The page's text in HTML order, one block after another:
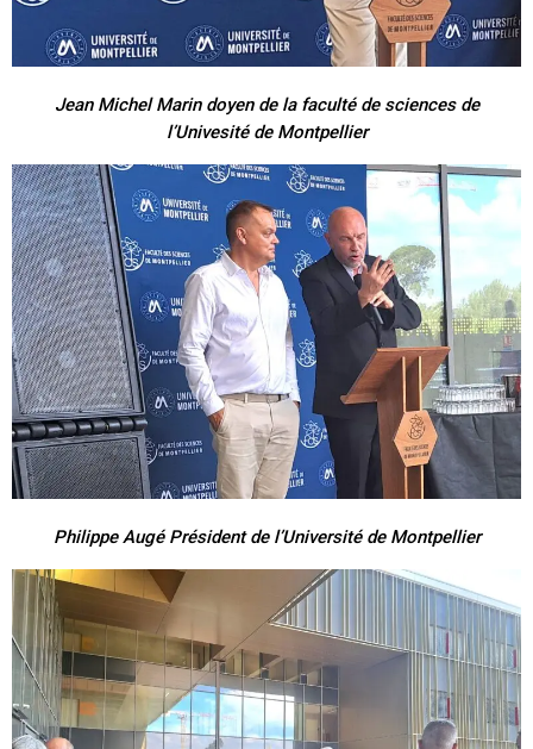
Jean Michel Marin doyen de la faculté de sciences de
l’Univesité de Montpellier
Philippe Augé Président de l’Université de Montpellier